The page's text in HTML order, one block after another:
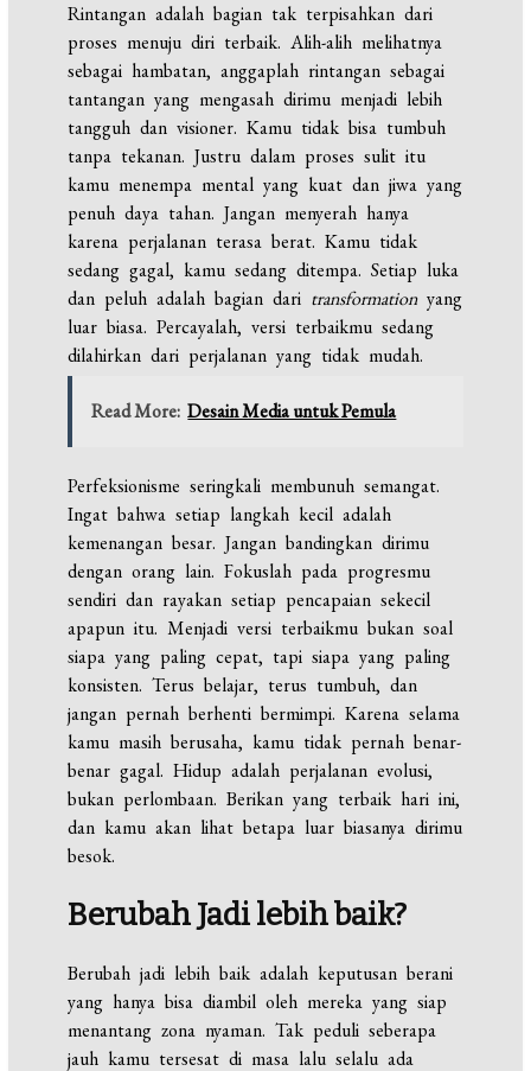
Rintangan adalah bagian tak terpisahkan dari
proses menuju diri terbaik. Alih-alih melihatnya
sebagai hambatan, anggaplah rintangan sebagai
tantangan yang mengasah dirimu menjadi lebih
tangguh dan visioner. Kamu tidak bisa tumbuh
tanpa tekanan. Justru dalam proses sulit itu
kamu menempa mental yang kuat dan jiwa yang
penuh daya tahan. Jangan menyerah hanya
karena perjalanan terasa berat. Kamu tidak
sedang gagal, kamu sedang ditempa. Setiap luka
dan peluh adalah bagian dari transformationyang
luar biasa. Percayalah, versi terbaikmu sedang
dilahirkan dari perjalanan yang tidak mudah.
Read More: Desain Media untuk Pemula
Perfeksionisme seringkali membunuh semangat.
Ingat bahwa setiap langkah kecil adalah
kemenangan besar. Jangan bandingkan dirimu
dengan orang lain. Fokuslah pada progresmu
sendiri dan rayakan setiap pencapaian sekecil
apapun itu. Menjadi versi terbaikmu bukan soal
siapa yang paling cepat, tapi siapa yang paling
konsisten. Terus belajar, terus tumbuh, dan
jangan pernah berhenti bermimpi. Karena selama
kamu masih berusaha, kamu tidak pernah benar-
benar gagal. Hidup adalah perjalanan evolusi,
bukan perlombaan. Berikan yang terbaik hari ini,
dan kamu akan lihat betapa luar biasanya dirimu
besok.
Berubah Jadi lebih baik?
Berubah jadi lebih baik adalah keputusan berani
yang hanya bisa diambil oleh mereka yang siap
menantang zona nyaman. Tak peduli seberapa
jauh kamu tersesat di masa lalu selalu ada